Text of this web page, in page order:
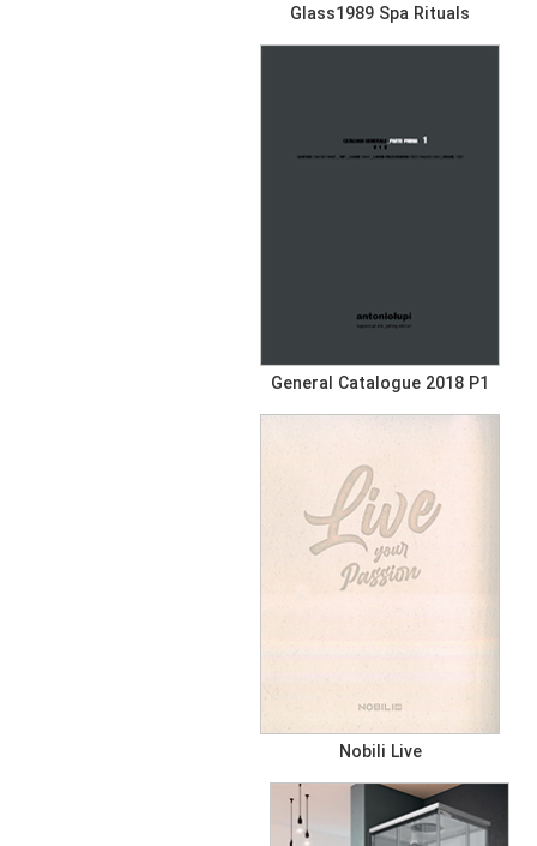
Glass1989 Spa Rituals
General Catalogue 2018 P1
Nobili Live